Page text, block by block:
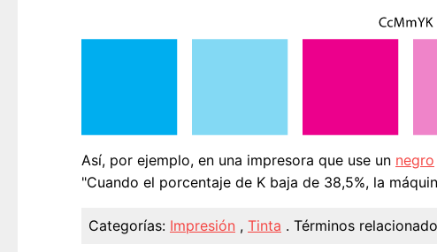
Así, por ejemplo, en una impresora que use un negro
"Cuando el porcentaje de K baja de 38,5%, la
Categorías: Impresión , Tinta . Términos